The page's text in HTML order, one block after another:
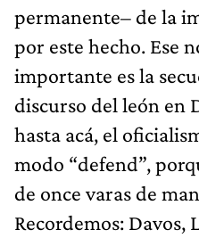
permanente– de la
por este hecho. Ese
importante es la
discurso del león en
hasta acá, el
modo “defend”,
de once varas de
Recordemos: Davos,